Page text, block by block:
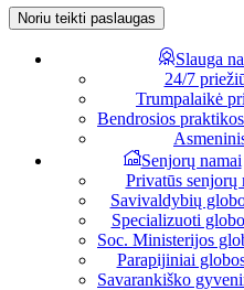
Noriu teikti paslaugas
Slauga
24/7
Trumpalaikė
Bendrosios
Senjorų namai
Privatūs senjorų
Savivaldybių
Specializuoti
Soc. Ministerijos
Parapijiniai
Savarankiško